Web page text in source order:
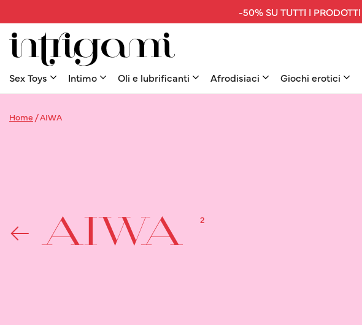
-50% SU TUTTI I
Sex Toys Intimo Oli e lubrificanti Afrodisiaci Giochi erotici
Home /AIWA
AIWA 2